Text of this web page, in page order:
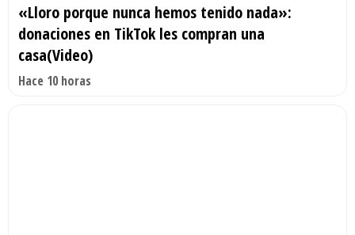
«Lloro porque nunca hemos tenido nada»:
donaciones en TikTok les compran una
casa(Video)
Hace 10 horas